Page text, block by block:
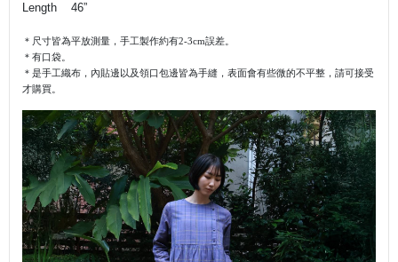
Length 46”
＊尺寸皆為平放測量，手工製作約有2-3cm誤差。
＊有口袋。
＊是手工織布，內貼邊以及領口包邊皆為手縫， 表面會有些微的不平整， 請可接受
才購買。